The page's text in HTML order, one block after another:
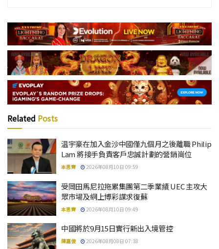
Related Posts
温宇豪在加入金沙中國僅九個月之後離職 Philip
Lam 將接手負責客戶忠誠計劃的營銷崗位
本思齊 2026年08月10日 09:59
受岡田馬尼拉拖累集團第二季業績 UEC 主攻大
眾市場及網上博彩謀求復蘇
本思齊 2026年08月10日 09:49
中國將於9月15日實行新出入境管控
陳嘉俊 2026年08月08日 07:38